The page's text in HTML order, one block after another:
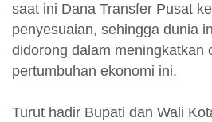
saat ini Dana Transfer Pusat
penyesuaian, sehingga dunia
didorong dalam meningkatkan
pertumbuhan ekonomi ini.
Turut hadir Bupati dan Wali